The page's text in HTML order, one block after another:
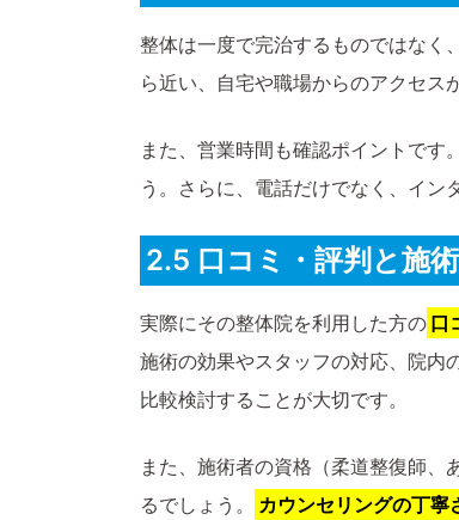
整体は一度で完治するものではなく
ら近い、自宅や職場からのアクセス
また、営業時間も確認ポイントです
う。さらに、電話だけでなく、イン
2.5 口コミ・評判と施
実際にその整体院を利用した方の 口
施術の効果やスタッフの対応、院内
比較検討することが大切です。
また、施術者の資格（柔道整復師
るでしょう。
カウンセリングの丁寧